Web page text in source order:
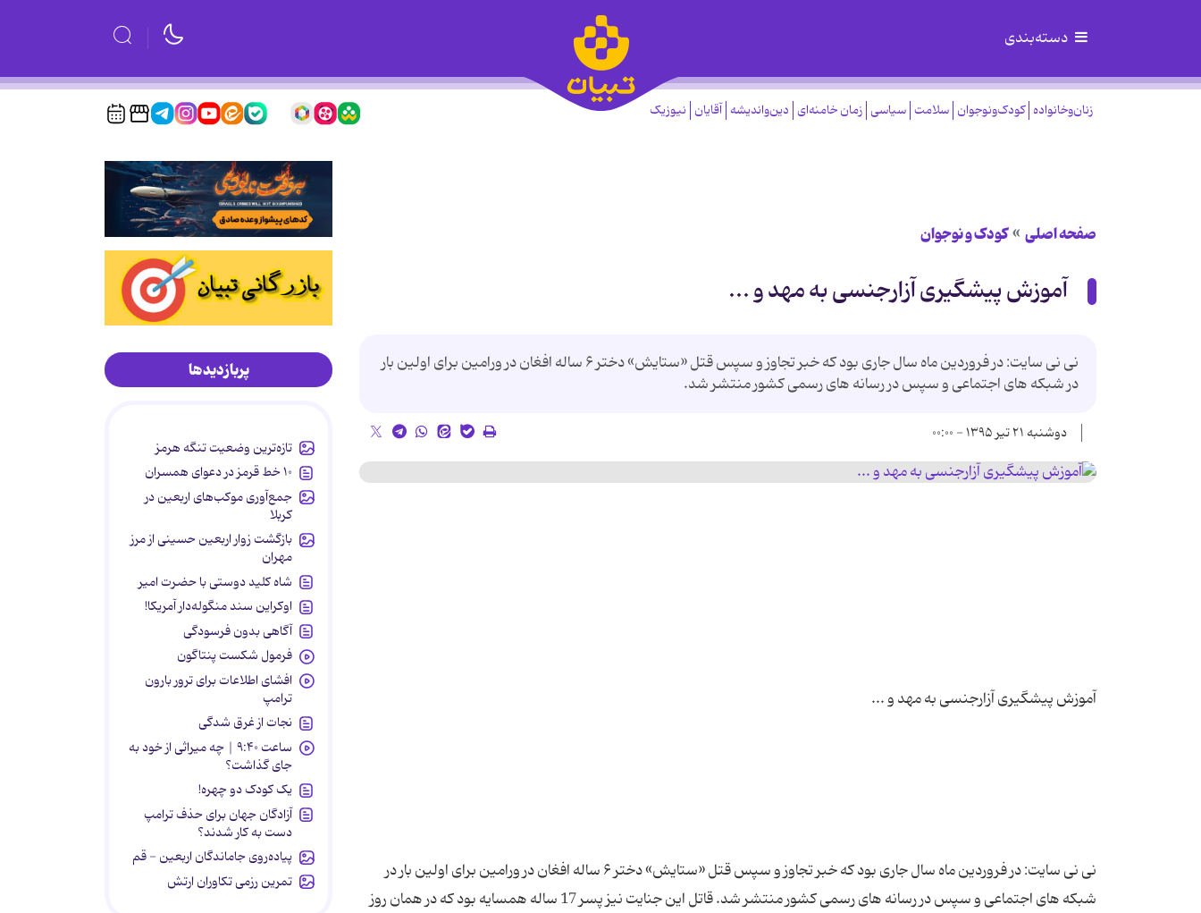
دسته‌بندی
زنان‌وخانواده کودک‌ونوجوان سلامت سیاسی زمان خامنه‌ای دین‌واندیشه آقایان نیوزیک
صفحه اصلی کودک و نوجوان
آموزش پیشگیری آزارجنسی به مهد و ...
نی نی سایت: در فروردین ماه سال جاری بود که خبر تجاوز و سپس قتل «ستایش» دختر ۶ ساله افغان در ورامین برای اولین بار
در شبکه های اجتماعی و سپس در رسانه های رسمی کشور منتشر شد.
دوشنبه ۲۱ تیر ۱۳۹۵ - ۰۰:۰۰
نی نی سایت: در فروردین ماه سال جاری بود که خبر تجاوز و سپس قتل «ستایش» دختر ۶ ساله افغان در ورامین برای اولین بار در
شبکه های اجتماعی و سپس در رسانه های رسمی کشور منتشر شد. قاتل این جنایت نیز پسر 17 ساله همسایه بود که در همان روز
پربازدیدها
تازه‌ترین وضعیت تنگه هرمز
۱۰ خط قرمز در دعوای همسران
جمع‌آوری موکب‌های اربعین در
کربلا
بازگشت زوار اربعین حسینی از مرز
مهران
شاه کلید دوستی با حضرت امیر
اوکراین سند منگوله‌دار آمریکا!
آگاهی بدون فرسودگی
فرمول شکست پنتاگون
افشای اطلاعات برای ترور بارون
ترامپ
نجات از غرق شدگی
ساعت ۹:۴۰ | چه میراثی از خود به
جای گذاشت؟
یک کودک دو چهره!
آزادگان جهان برای حذف ترامپ
دست به کار شدند؟
پیاده‌روی جاماندگان اربعین - قم
تمرین رزمی تکاوران ارتش